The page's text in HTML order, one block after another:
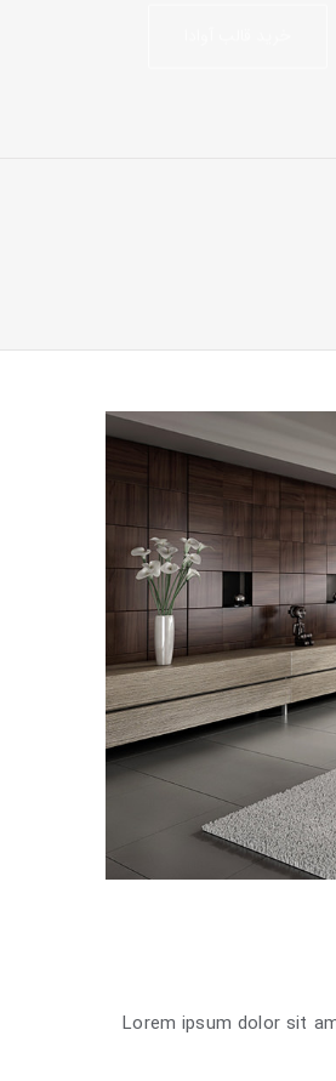
Lorem ipsum dolor sit